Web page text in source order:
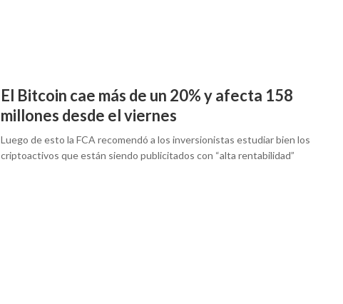
El Bitcoin cae más de un 20% y afecta 158
millones desde el viernes
Luego de esto la FCA recomendó a los inversionistas estudiar bien los
criptoactivos que están siendo publicitados con “alta rentabilidad”